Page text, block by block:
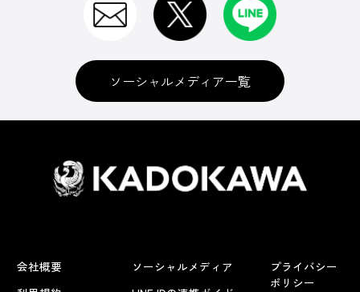
ソーシャルメディア一覧
会社概要
ソーシャルメディア
プライバシー
ポリシー